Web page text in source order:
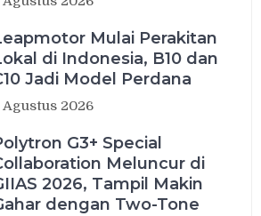
Mulai Perakitan
di Indonesia, B10 dan
Jadi Model Perdana
Agustus 2026
G3+ Special
Meluncur di
2026, Tampil Makin
dengan Two-Tone